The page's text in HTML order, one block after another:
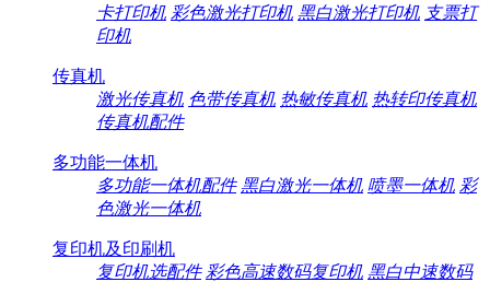
卡打印机 彩色激光打印机 黑白激光打印机 支票打
印机
传真机
激光传真机 色带传真机 热敏传真机 热转印传真机
传真机配件
多功能一体机
多功能一体机配件 黑白激光一体机 喷墨一体机 彩
色激光一体机
复印机及印刷机
复印机选配件 彩色高速数码复印机 黑白中速数码